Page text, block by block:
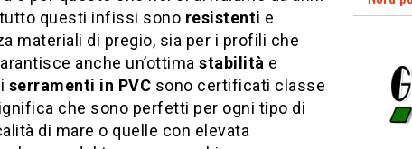
questi infissi sono resistenti e
materiali di pregio, sia per i profili che
anche un’ottima stabilità e
serramenti in PVC sono certificati classe
che sono perfetti per ogni tipo di
di mare o quelle con elevata